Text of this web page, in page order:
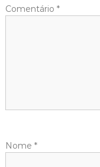
Comentário *
Nome *